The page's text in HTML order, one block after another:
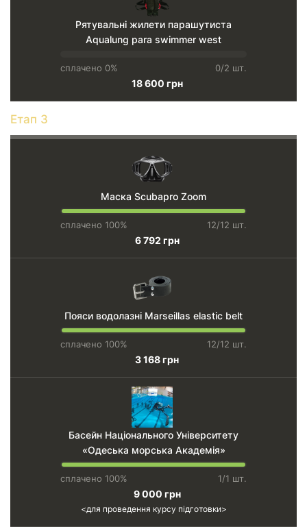
Рятувальні жилети парашутиста
Aqualung para swimmer west
сплачено 0% 0/2 шт.
18 600 грн
Етап 3
Маска Scubapro Zoom
сплачено 100% 12/12 шт.
6 792 грн
Пояси водолазні Marseillas elastic belt
сплачено 100% 12/12 шт.
3 168 грн
Басейн Національного Університету
«Одеська морська Академія»
сплачено 100% 1/1 шт.
9 000 грн
для проведення курсу підготовки